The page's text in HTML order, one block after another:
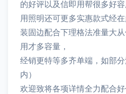
的好评以及信即用帮很多好
用照明还可更多实惠款式经
装固边配合下理格法准量大
用才多容量，
经销更特等多齐单端，如部
内）
欢迎致将各项详情全力配合